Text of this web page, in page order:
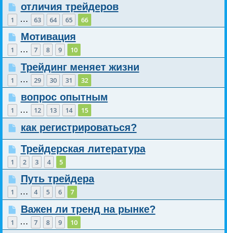
отличия трейдеров
1 … 63 64 65 66
Мотивация
1 … 7 8 9 10
Трейдинг меняет жизни
1 … 29 30 31 32
вопрос опытным
1 … 12 13 14 15
как регистрироваться?
Трейдерская литература
1 2 3 4 5
Путь трейдера
1 … 4 5 6 7
Важен ли тренд на рынке?
1 … 7 8 9 10